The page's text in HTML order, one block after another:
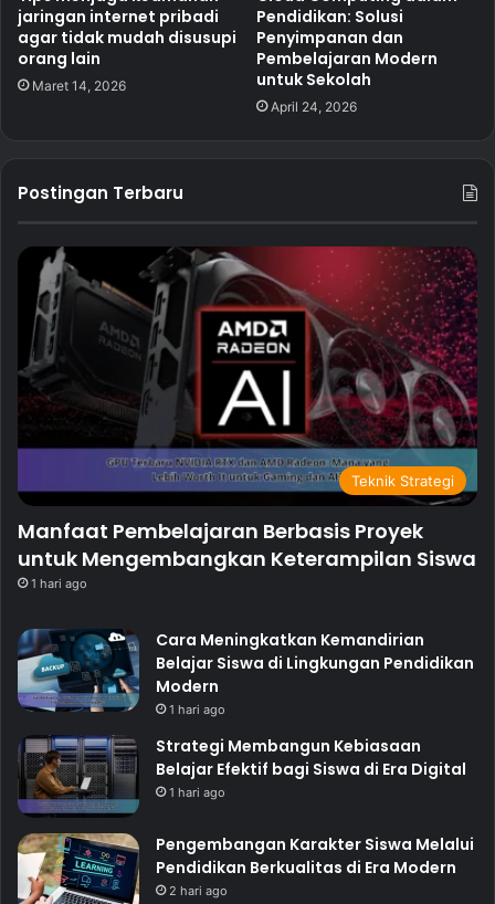
jaringan internet pribadi
agar tidak mudah disusupi
orang lain
Maret 14, 2026
Pendidikan: Solusi
Penyimpanan dan
Pembelajaran Modern
untuk Sekolah
April 24, 2026
Postingan Terbaru
Teknik Strategi
Manfaat Pembelajaran Berbasis Proyek
untuk Mengembangkan Keterampilan Siswa
1 hari ago
Cara Meningkatkan Kemandirian
Belajar Siswa di Lingkungan Pendidikan
Modern
1 hari ago
Strategi Membangun Kebiasaan
Belajar Efektif bagi Siswa di Era Digital
1 hari ago
Pengembangan Karakter Siswa Melalui
Pendidikan Berkualitas di Era Modern
2 hari ago